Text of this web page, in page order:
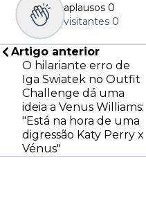
aplausos 0
visitantes 0
Artigo anterior
O hilariante erro de
Iga Swiatek no Outfit
Challenge dá uma
ideia a Venus Williams:
"Está na hora de uma
digressão Katy Perry x
Vénus"